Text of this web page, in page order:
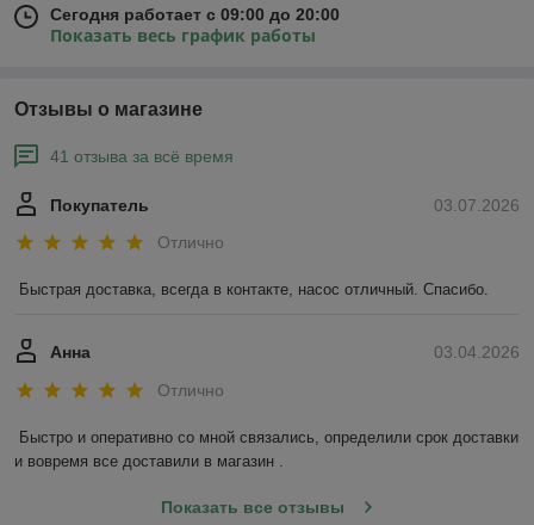
Сегодня работает с 09:00 до 20:00
Показать весь график работы
Отзывы о магазине
41 отзыва за всё время
03.07.2026
Покупатель
Отлично
Быстрая доставка, всегда в контакте, насос отличный. Спасибо.
03.04.2026
Анна
Отлично
Быстро и оперативно со мной связались, определили срок доставки
и вовремя все доставили в магазин .
Показать все отзывы